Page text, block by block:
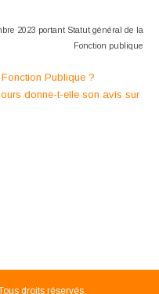
2023 portant Statut général de la
Fonction publique
Publique ?
donne-t-elle son avis sur
droits réservés.